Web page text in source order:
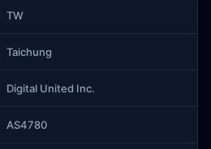
TW
Taichung
Digital United Inc.
AS4780